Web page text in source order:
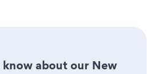
about our New